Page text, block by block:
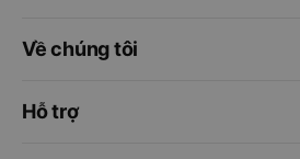
Về chúng tôi
Hỗ trợ